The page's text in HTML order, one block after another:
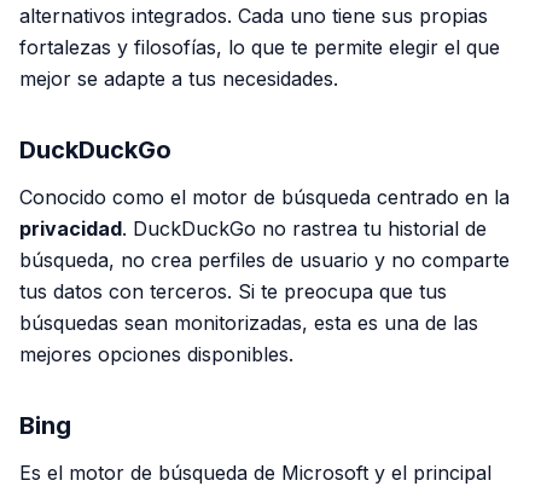
alternativos integrados. Cada uno tiene sus propias
fortalezas y filosofías, lo que te permite elegir el que
mejor se adapte a tus necesidades.
DuckDuckGo
Conocido como el motor de búsqueda centrado en la
privacidad. DuckDuckGo no rastrea tu historial de
búsqueda, no crea perfiles de usuario y no comparte
tus datos con terceros. Si te preocupa que tus
búsquedas sean monitorizadas, esta es una de las
mejores opciones disponibles.
Bing
Es el motor de búsqueda de Microsoft y el principal